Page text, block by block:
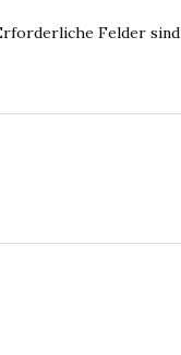
Felder